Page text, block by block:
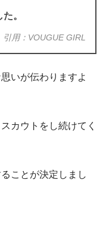
。
引用：VOUGUE GIRL
いが伝わりますよ
カウトをし続けてく
ことが決定しまし